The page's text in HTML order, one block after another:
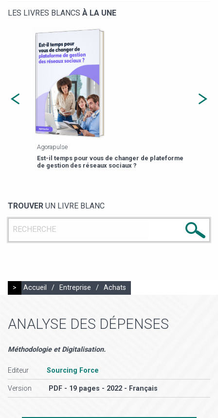
LES LIVRES BLANCS À LA UNE
Agorapulse
Est-il temps pour vous de changer de plateforme
de gestion des réseaux sociaux ?
TROUVER UN LIVRE BLANC
> Accueil / Entreprise / Achats
ANALYSE DES DÉPENSES
Méthodologie et Digitalisation.
Editeur Sourcing Force
Version PDF - 19 pages - 2022 - Français